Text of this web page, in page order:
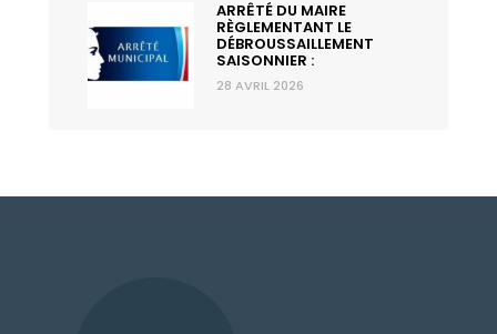
ARRÊTÉ DU MAIRE
RÈGLEMENTANT LE
DÉBROUSSAILLEMENT
SAISONNIER :
28 AVRIL 2026